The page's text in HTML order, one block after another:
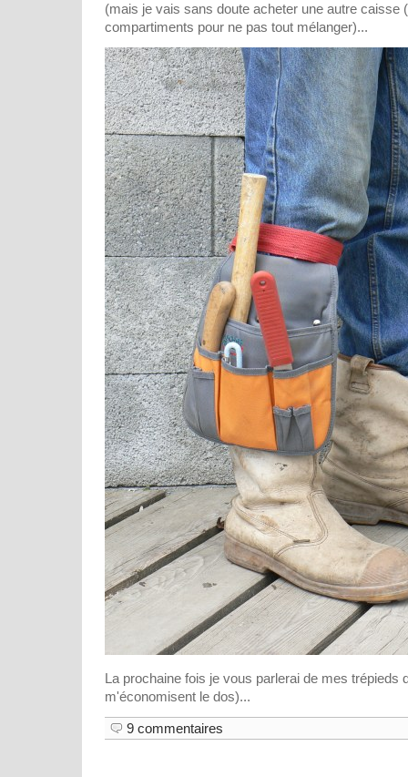
(mais je vais sans doute acheter une autre caisse
compartiments pour ne pas tout mélanger)...
La prochaine fois je vous parlerai de mes trépieds
m'économisent le dos)...
9 commentaires